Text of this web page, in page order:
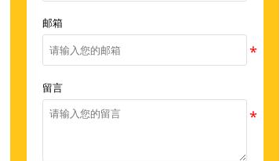
邮箱
留言